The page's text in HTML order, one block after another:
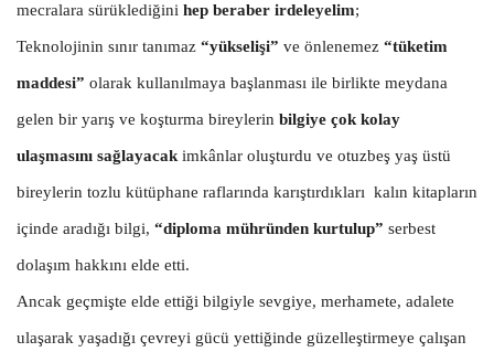
mecralara sürüklediğini hep beraber irdeleyelim;
Teknolojinin sınır tanımaz “yükselişi” ve önlenemez “tüketim
maddesi” olarak kullanılmaya başlanması ile birlikte meydana
gelen bir yarış ve koşturma bireylerin bilgiye çok kolay
ulaşmasını sağlayacakimkânlar oluşturdu ve otuzbeş yaş üstü
bireylerin tozlu kütüphane raflarında karıştırdıkları kalın kitapların
içinde aradığı bilgi, “diploma mühründen kurtulup” serbest
dolaşım hakkını elde etti.
Ancak geçmişte elde ettiği bilgiyle sevgiye, merhamete, adalete
ulaşarak yaşadığı çevreyi gücü yettiğinde güzelleştirmeye çalışan